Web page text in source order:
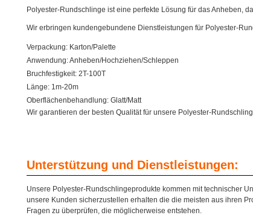
Polyester-Rundschlinge ist eine perfekte Lösung für das Anheben,
Wir erbringen kundengebundene Dienstleistungen für Polyester-
Verpackung: Karton/Palette
Anwendung: Anheben/Hochziehen/Schleppen
Bruchfestigkeit: 2T-100T
Länge: 1m-20m
Oberflächenbehandlung: Glatt/Matt
Wir garantieren der besten Qualität für unsere Polyester-
Unterstützung und Dienstleistungen:
Unsere Polyester-Rundschlingeprodukte kommen mit technischer
unsere Kunden sicherzustellen erhalten die die meisten aus ihren
Fragen zu überprüfen, die möglicherweise entstehen.